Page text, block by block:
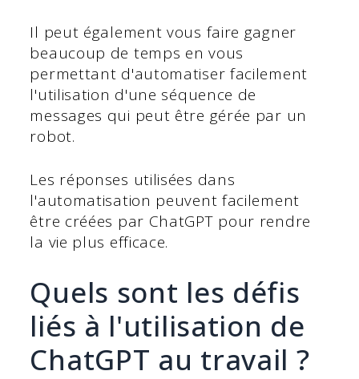
Il peut également vous faire gagner
beaucoup de temps en vous
permettant d'automatiser facilement
l'utilisation d'une séquence de
messages qui peut être gérée par un
robot.
Les réponses utilisées dans
l'automatisation peuvent facilement
être créées par ChatGPT pour rendre
la vie plus efficace.
Quels sont les défis
liés à l'utilisation de
ChatGPT au travail ?